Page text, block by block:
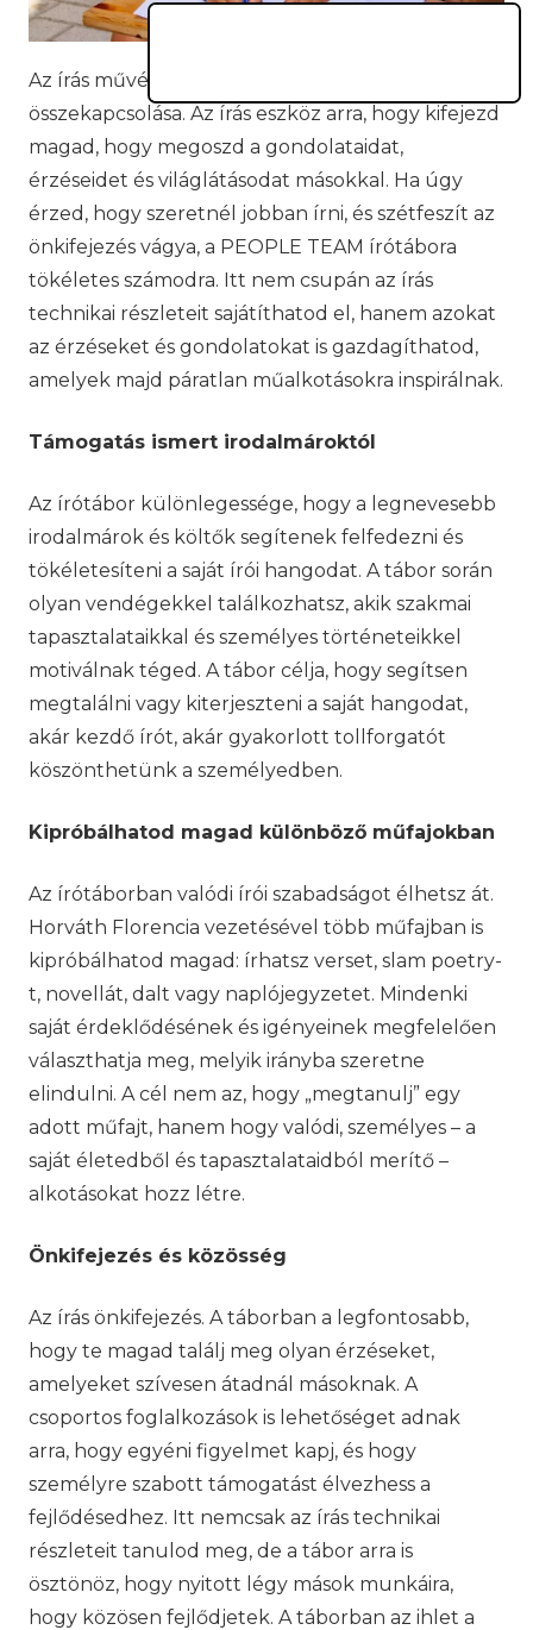
Az írás művészete több, mint csupán szavak
összekapcsolása. Az írás eszköz arra, hogy kifejezd
magad, hogy megoszd a gondolataidat,
érzéseidet és világlátásodat másokkal. Ha úgy
érzed, hogy szeretnél jobban írni, és szétfeszít az
önkifejezés vágya, a PEOPLE TEAM írótábora
tökéletes számodra. Itt nem csupán az írás
technikai részleteit sajátíthatod el, hanem azokat
az érzéseket és gondolatokat is gazdagíthatod,
amelyek majd páratlan műalkotásokra inspirálnak.
Támogatás ismert irodalmároktól
Az írótábor különlegessége, hogy a legnevesebb
irodalmárok és költők segítenek felfedezni és
tökéletesíteni a saját írói hangodat. A tábor során
olyan vendégekkel találkozhatsz, akik szakmai
tapasztalataikkal és személyes történeteikkel
motiválnak téged. A tábor célja, hogy segítsen
megtalálni vagy kiterjeszteni a saját hangodat,
akár kezdő írót, akár gyakorlott tollforgatót
köszönthetünk a személyedben.
Kipróbálhatod magad különböző műfajokban
Az írótáborban valódi írói szabadságot élhetsz át.
Horváth Florencia vezetésével több műfajban is
kipróbálhatod magad: írhatsz verset, slam poetry-
t, novellát, dalt vagy naplójegyzetet. Mindenki
saját érdeklődésének és igényeinek megfelelően
választhatja meg, melyik irányba szeretne
elindulni. A cél nem az, hogy „megtanulj” egy
adott műfajt, hanem hogy valódi, személyes – a
saját életedből és tapasztalataidból merítő –
alkotásokat hozz létre.
Önkifejezés és közösség
Az írás önkifejezés. A táborban a legfontosabb,
hogy te magad találj meg olyan érzéseket,
amelyeket szívesen átadnál másoknak. A
csoportos foglalkozások is lehetőséget adnak
arra, hogy egyéni figyelmet kapj, és hogy
személyre szabott támogatást élvezhess a
fejlődésedhez. Itt nemcsak az írás technikai
részleteit tanulod meg, de a tábor arra is
ösztönöz, hogy nyitott légy mások munkáira,
hogy közösen fejlődjetek. A táborban az ihlet a